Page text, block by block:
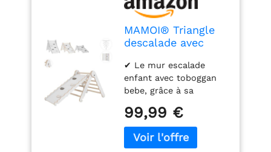
MAMOI® Triangle
descalade avec
pour Enfant, Mur
Escalade intérieur
en Bois pour Bebe
à partir de 1/2/3 an,
Motricité Libre
Montessori
✔ Le mur escalade
enfant avec toboggan
bebe, grâce à sa
maintiendra un poids
allant jusqu'à 50 kg. Les
éléments du triangle
99,99 €